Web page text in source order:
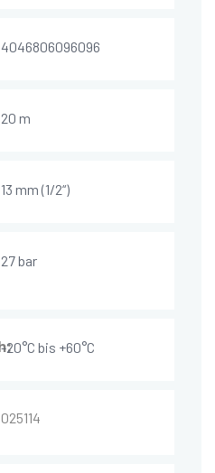
4046806096096
20 m
13 mm (1/2“)
27 bar
-20°C bis +60°C
025114